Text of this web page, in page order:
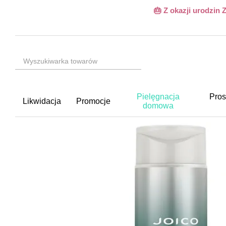
🎂 Z okazji urodzin
Likwidacja Promocje
Pielęgnacja
domowa